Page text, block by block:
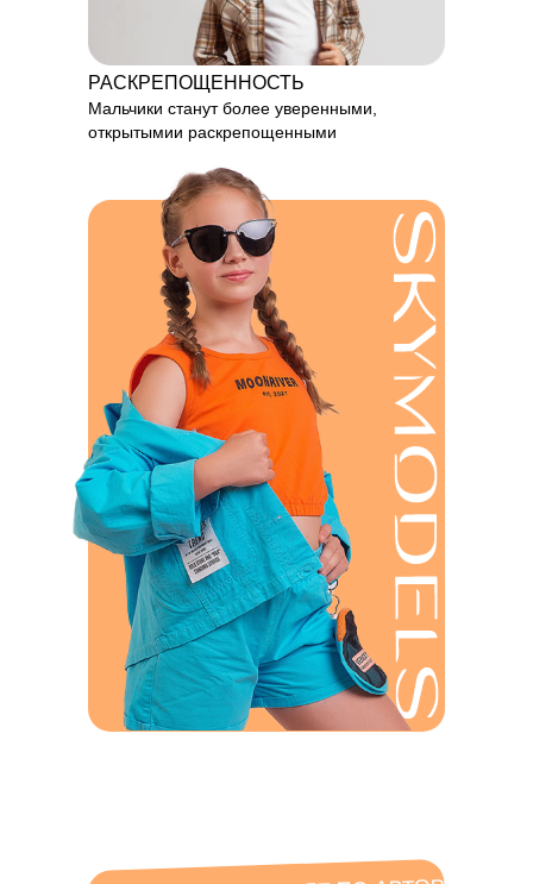
РАСКРЕПОЩЕННОСТЬ
Мальчики станут более уверенными,
открытымии раскрепощенными